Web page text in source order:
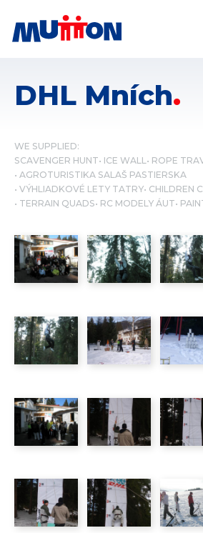
DHL Mních
WE SUPPLIED:
SCAVENGER HUNT ICE WALL ROPE
AGROTURISTIKA SALAŠ PASTIERSKA
VÝHLIADKOVÉ LETY TATRY CHILDREN
TERRAIN QUADS RC MODELY ÁUT